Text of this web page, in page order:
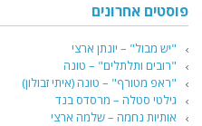
פוסטים אחרונים
"יש מבול" – יונתן ארצי
"רובים ותלתלים" – טונה
"ראפ מטורף" – טונה (איתי זבולון)
גילטי סטלה – מרסדס בנד
אותיות נחמה – שלמה ארצי